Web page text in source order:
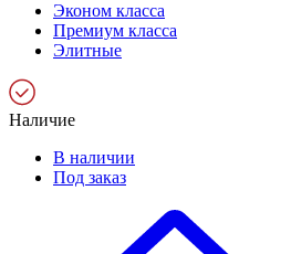
Эконом класса
Премиум класса
Элитные
Наличие
В наличии
Под заказ